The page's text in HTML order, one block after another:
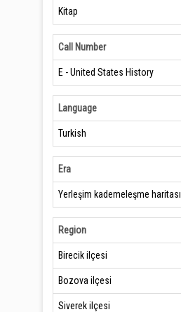
Kitap
Call Number
E - United States History
Language
Turkish
Era
Yerleşim kademeleşme haritası
Region
Birecik ilçesi
Bozova ilçesi
Siverek ilçesi